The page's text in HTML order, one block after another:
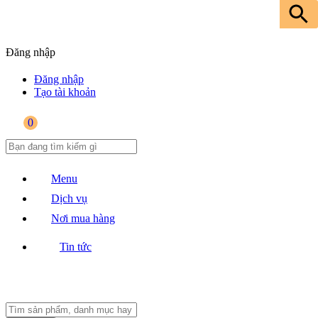
Đăng nhập
Đăng nhập
Tạo tài khoản
0
Menu
Dịch vụ
Nơi mua hàng
Tin tức